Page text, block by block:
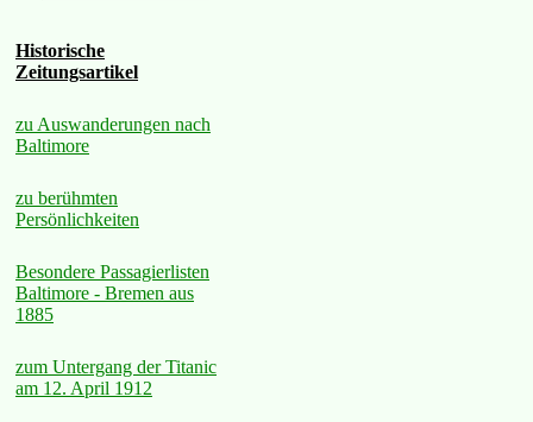
Historische
Zeitungsartikel
zu Auswanderungen nach
Baltimore
zu berühmten
Persönlichkeiten
Besondere Passagierlisten
Baltimore - Bremen aus
1885
zum Untergang der Titanic
am 12. April 1912